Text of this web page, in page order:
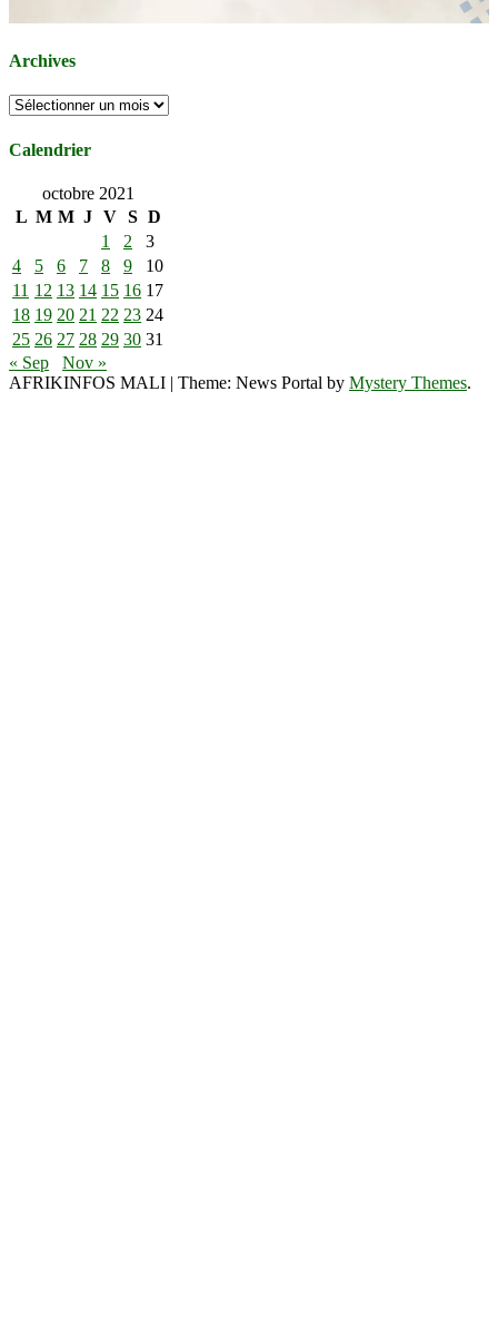
Archives
Archives
Calendrier
octobre 2021
L M M J V S D
1
2
3
4
5 6 7 8 9
10
11 12 13 14 15 16 17
18 19 20 21 22 23 24
25 26 27 28 29 30 31
« Sep
Nov »
AFRIKINFOS MALI | Theme: News Portal by Mystery Themes.